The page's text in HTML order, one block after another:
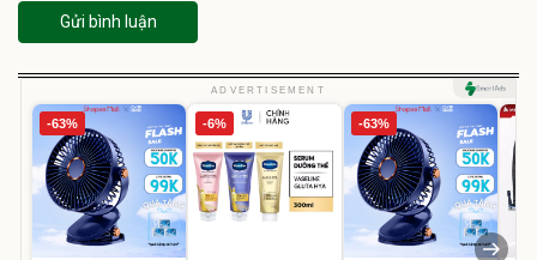
Gửi bình luận
ADVERTISEMENT
-63% -6% -63%